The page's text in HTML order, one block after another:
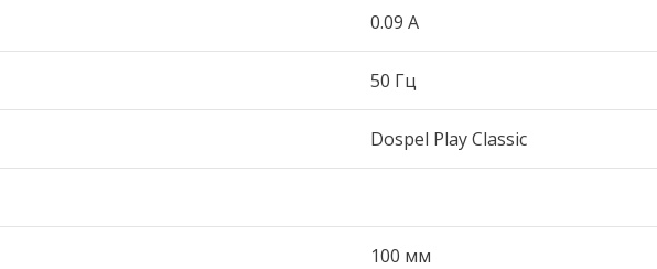
0.09 А
50 Гц
Dospel Play Classic
100 мм